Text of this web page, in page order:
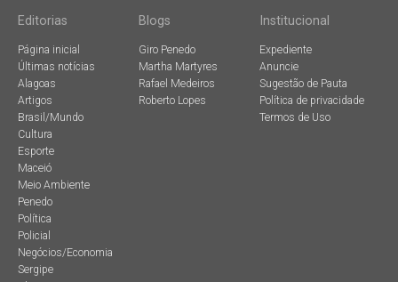
Editorias
Página inicial
Últimas notícias
Alagoas
Artigos
Brasil/Mundo
Cultura
Esporte
Maceió
Meio Ambiente
Penedo
Política
Policial
Negócios/Economia
Sergipe
Blogs
Giro Penedo
Martha Martyres
Rafael Medeiros
Roberto Lopes
Institucional
Expediente
Anuncie
Sugestão de Pauta
Política de privacidade
Termos de Uso